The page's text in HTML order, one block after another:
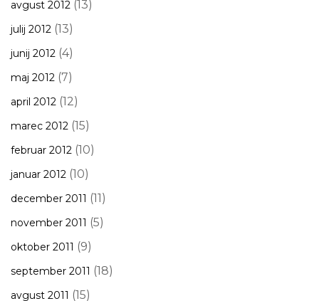
avgust 2012 (13)
julij 2012 (13)
junij 2012 (4)
maj 2012 (7)
april 2012 (12)
marec 2012 (15)
februar 2012 (10)
januar 2012 (10)
december 2011 (11)
november 2011 (5)
oktober 2011 (9)
september 2011 (18)
avgust 2011 (15)